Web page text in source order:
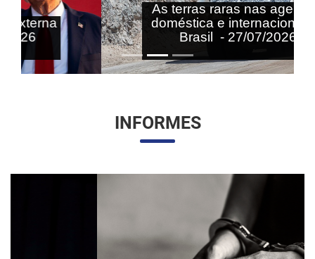
As terras raras nas agendas
doméstica e internacional do
Brasil - 27/07/2026
INFORMES